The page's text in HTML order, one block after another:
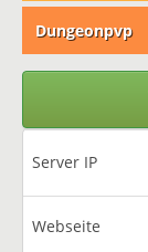
Dungeonpvp
Server IP
Webseite